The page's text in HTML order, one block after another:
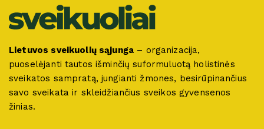
Lietuvos sveikuolių sąjunga – organizacija,
puoselėjanti tautos išminčių suformuluotą holistinės
sveikatos sampratą, jungianti žmones, besirūpinančius
savo sveikata ir skleidžiančius sveikos gyvensenos
žinias.